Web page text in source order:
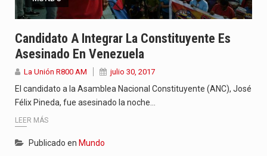
Candidato A Integrar La Constituyente Es
Asesinado En Venezuela
La Unión R800 AM julio 30, 2017
El candidato a la Asamblea Nacional Constituyente (ANC), José
Félix Pineda, fue asesinado la noche…
LEER MÁS
Publicado en Mundo